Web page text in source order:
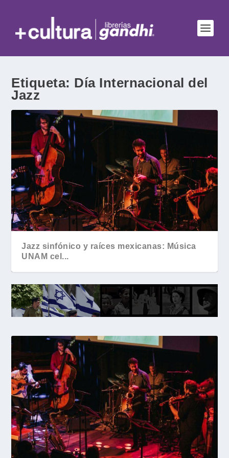
Etiqueta: Día Internacional del
Jazz
Jazz sinfónico y raíces mexicanas: Música
UNAM cel...